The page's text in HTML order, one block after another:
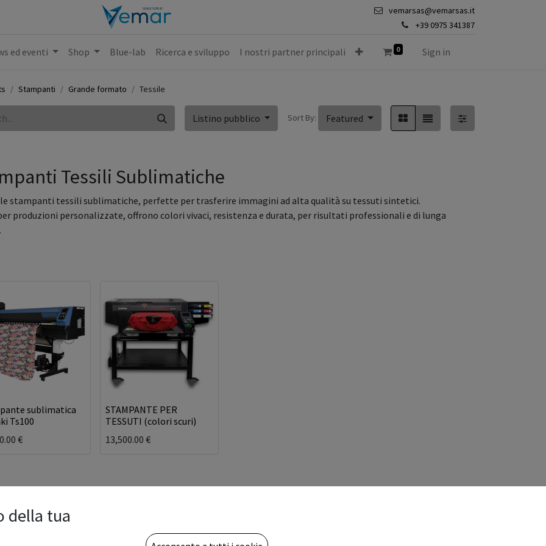
vemarsas@vemarsas.it
+39 0975 341387
ed eventi Shop Blue-lab Ricerca e sviluppo I nostri partner principali 0 Sign in
Stampanti Grande formato Tessile
Listino pubblico Sort By: Featured
Tessili Sublimatiche
stampanti tessili sublimatiche, perfette per trasferire immagini ad alta qualità su tessuti sintetici.
produzioni personalizzate, offrono colori vivaci, resistenza e durata, per risultati professionali e di lunga
sublimatica
Ts100
€
STAMPANTE PER
TESSUTI (colori scuri)
13,500.00 €
della tua